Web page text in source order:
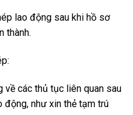
lao động sau khi hồ sơ
thành.
về các thủ tục liên quan sau
như xin thẻ tạm trú